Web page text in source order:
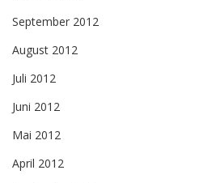
September 2012
August 2012
Juli 2012
Juni 2012
Mai 2012
April 2012